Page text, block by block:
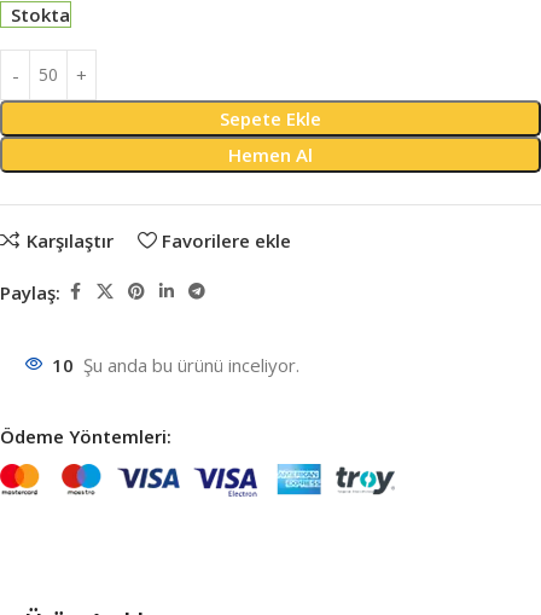
Stokta
Sepete Ekle
Hemen Al
Karşılaştır Favorilere ekle
Paylaş:
10 Şu anda bu ürünü inceliyor.
Ödeme Yöntemleri: